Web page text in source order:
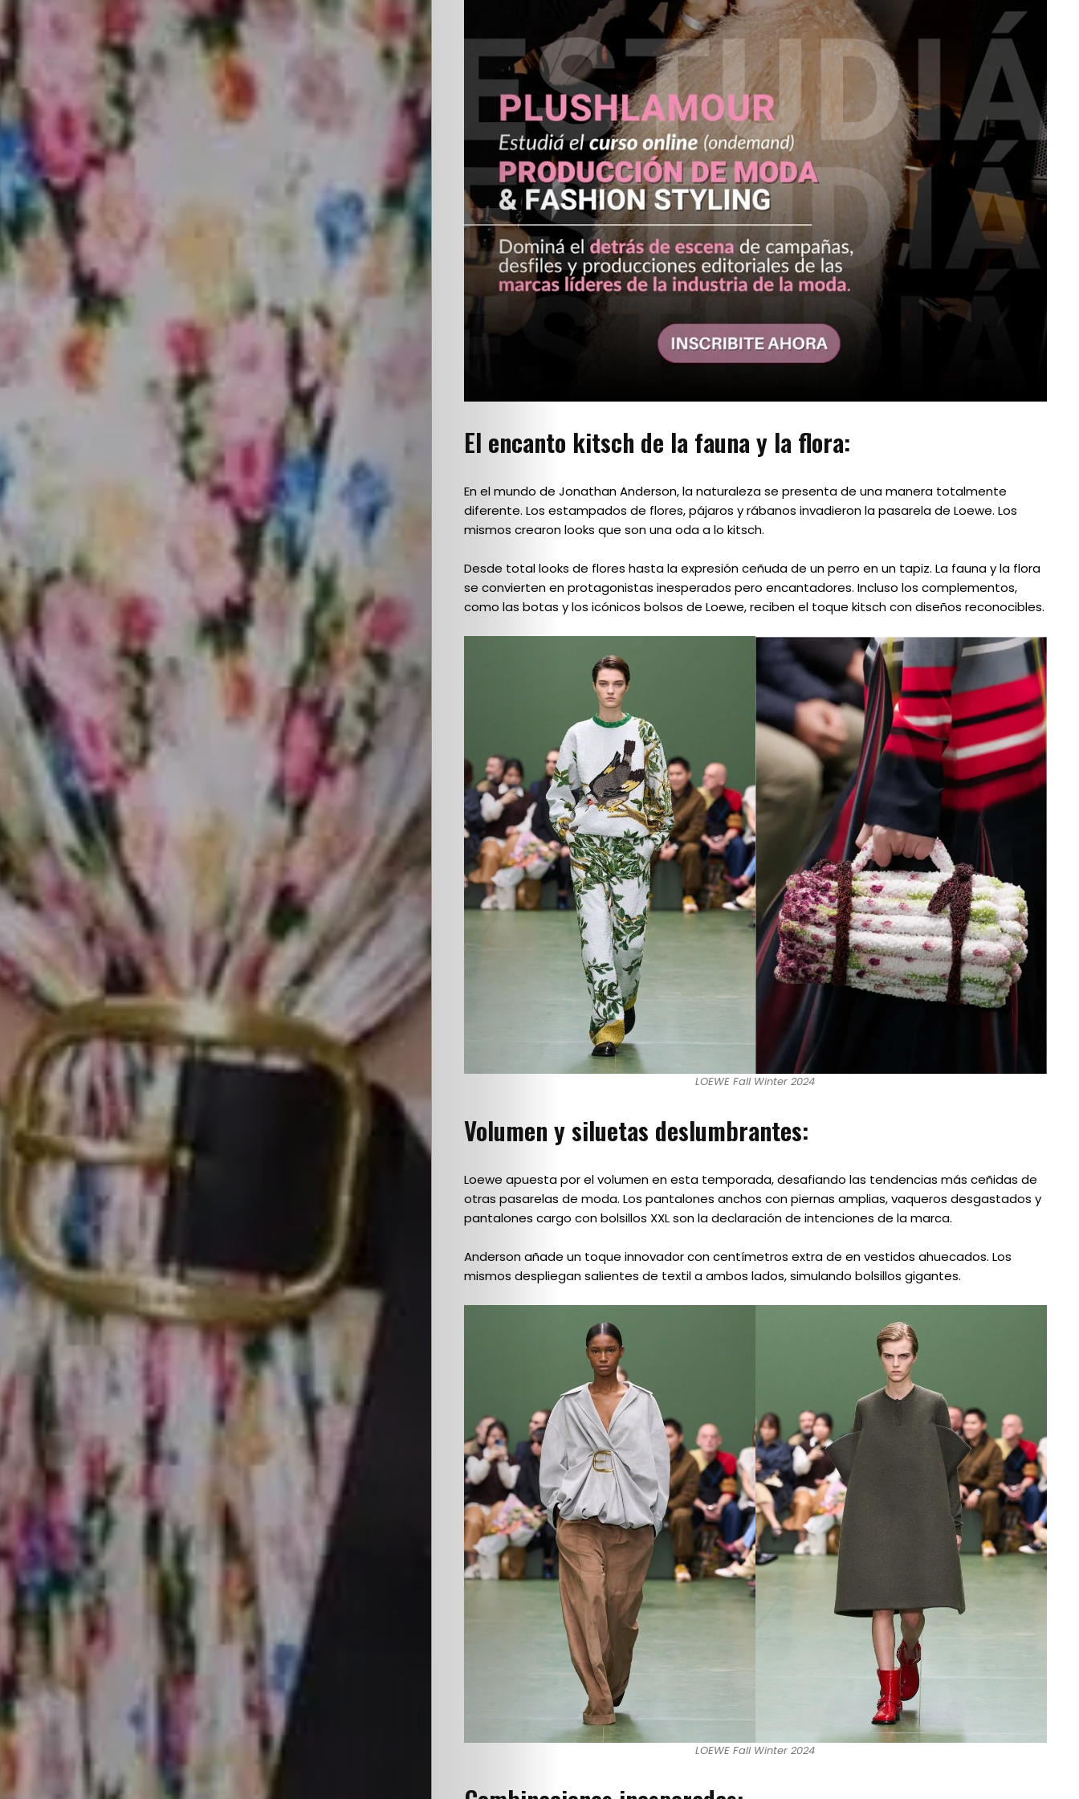
Quienes
Somos
Editoriales
Comunidad
Cultura
PLOP
Imagen
y
Belleza
Crónicas
Contacto
escuela
–
El
detrás
de
escena
Destacados
la
Escuela
Creativos
destacados
El encanto kitsch de la fauna y la flora:
En el mundo de Jonathan Anderson, la naturaleza se presenta de una manera totalmente
diferente. Los estampados de flores, pájaros y rábanos invadieron la pasarela de Loewe. Los
mismos crearon looks que son una oda a lo kitsch.
Desde total looks de flores hasta la expresión ceñuda de un perro en un tapiz. La fauna y la flora
se convierten en protagonistas inesperados pero encantadores. Incluso los complementos,
como las botas y los icónicos bolsos de Loewe, reciben el toque kitsch con diseños reconocibles.
LOEWE Fall Winter 2024
Volumen y siluetas deslumbrantes:
Loewe apuesta por el volumen en esta temporada, desafiando las tendencias más ceñidas de
otras pasarelas de moda. Los pantalones anchos con piernas amplias, vaqueros desgastados y
pantalones cargo con bolsillos XXL son la declaración de intenciones de la marca.
Anderson añade un toque innovador con centímetros extra de en vestidos ahuecados. Los
mismos despliegan salientes de textil a ambos lados, simulando bolsillos gigantes.
LOEWE Fall Winter 2024